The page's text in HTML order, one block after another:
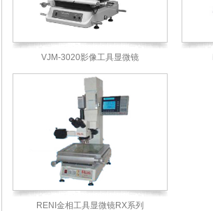
VJM-3020影像工具显微镜
RENI金相工具显微镜RX系列